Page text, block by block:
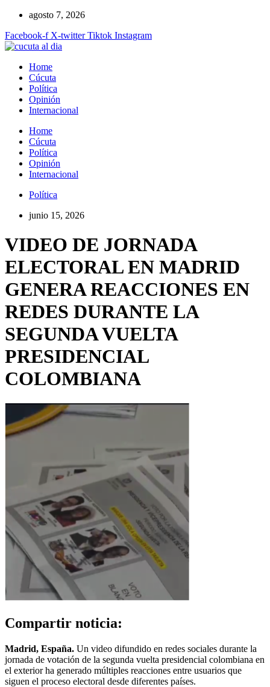
contenido
agosto 7, 2026
Facebook-f X-twitter Tiktok Instagram
Home
Cúcuta
Política
Opinión
Internacional
Home
Cúcuta
Política
Opinión
Internacional
Política
junio 15, 2026
VIDEO DE JORNADA
ELECTORAL EN MADRID
GENERA REACCIONES EN
REDES DURANTE LA
SEGUNDA VUELTA
PRESIDENCIAL
COLOMBIANA
Compartir noticia:
Madrid, España. Un video difundido en redes sociales durante la
jornada de votación de la segunda vuelta presidencial colombiana en
el exterior ha generado múltiples reacciones entre usuarios que
siguen el proceso electoral desde diferentes países.